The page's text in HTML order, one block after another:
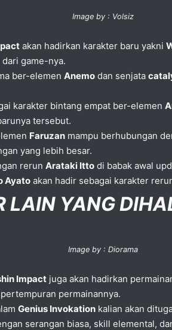
Image by : Volsiz
akan hadirkan karakter baru yakni
game-nya.
ber-elemen Anemo dan senjata
karakter bintang empat ber-elemen
tersebut.
Faruzan mampu berhubungan
yang lebih besar.
rerun Arataki Itto di babak awal
Ayato akan hadir sebagai karakter
LAIN YANG
Image by : Diorama
Impact juga akan hadirkan
permainannya.
Genius Invokation kalian akan
serangan biasa, skill elemental,